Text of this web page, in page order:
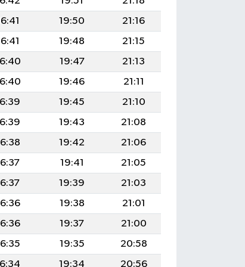
19:50
21:16
19:48
21:15
19:47
21:13
19:46
21:11
19:45
21:10
19:43
21:08
19:42
21:06
19:41
21:05
19:39
21:03
19:38
21:01
19:37
21:00
19:35
20:58
19:34 20:56